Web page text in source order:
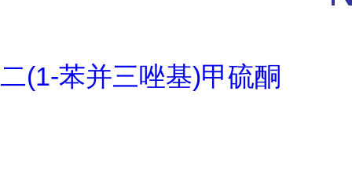
二(1-苯并三唑基)甲硫酮